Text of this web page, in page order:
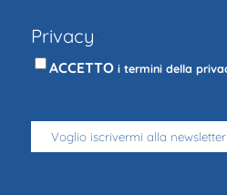
Privacy*
ACCETTO i termini della